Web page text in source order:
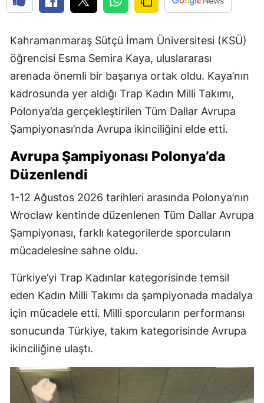
Kahramanmaraş Sütçü İmam Üniversitesi (KSÜ)
öğrencisi Esma Semira Kaya, uluslararası
arenada önemli bir başarıya ortak oldu. Kaya’nın
kadrosunda yer aldığı Trap Kadın Milli Takımı,
Polonya’da gerçekleştirilen Tüm Dallar Avrupa
Şampiyonası’nda Avrupa ikinciliğini elde etti.
Avrupa Şampiyonası Polonya’da
Düzenlendi
1-12 Ağustos 2026 tarihleri arasında Polonya’nın
Wroclaw kentinde düzenlenen Tüm Dallar Avrupa
Şampiyonası, farklı kategorilerde sporcuların
mücadelesine sahne oldu.
Türkiye’yi Trap Kadınlar kategorisinde temsil
eden Kadın Milli Takımı da şampiyonada madalya
için mücadele etti. Milli sporcuların performansı
sonucunda Türkiye, takım kategorisinde Avrupa
ikinciliğine ulaştı.